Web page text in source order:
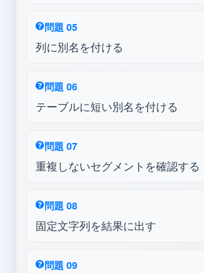
問題 05
列に別名を付ける
問題 06
テーブルに短い別名を付ける
問題 07
重複しないセグメントを確認する
問題 08
固定文字列を結果に出す
問題 09